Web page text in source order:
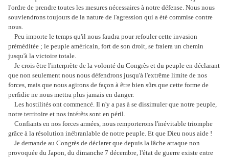
l'ordre de prendre toutes les mesures nécessaires à notre défense. Nous nous
souviendrons toujours de la nature de l'agression qui a été commise contre
nous.
Peu importe le temps qu'il nous faudra pour refouler cette invasion
préméditée ; le peuple américain, fort de son droit, se fraiera un chemin
jusqu'à la victoire totale.
Je crois être l'interprète de la volonté du Congrès et du peuple en déclarant
que non seulement nous nous défendrons jusqu'à l'extrême limite de nos
forces, mais que nous agirons de façon à être bien sûrs que cette forme de
perfidie ne nous mettra plus jamais en danger.
Les hostilités ont commencé. Il n'y a pas à se dissimuler que notre peuple,
notre territoire et nos intérêts sont en péril.
Confiants en nos forces armées, nous remporterons l'inévitable triomphe
grâce à la résolution inébranlable de notre peuple. Et que Dieu nous aide !
Je demande au Congrès de déclarer que depuis la lâche attaque non
provoquée du Japon, du dimanche 7 décembre, l'état de guerre existe entre